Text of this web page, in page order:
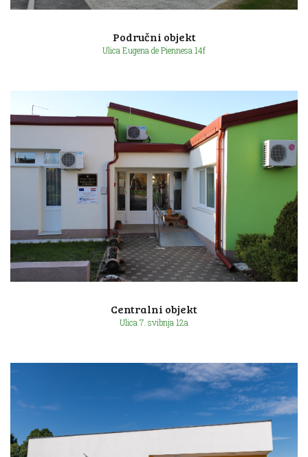
Ulica poginulih branitelja bb
Ulica Eugena de Piennesa 14f
Područni objekt
Ulica Eugena de Piennesa 14f
Centralni objekt
Ulica 7. svibnja 12a